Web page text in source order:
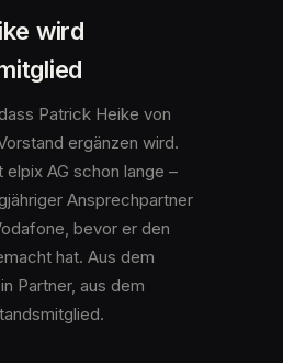
wird
Patrick Heike von
ergänzen wird.
AG schon lange –
Ansprechpartner
bevor er den
hat. Aus dem
Partner, aus dem